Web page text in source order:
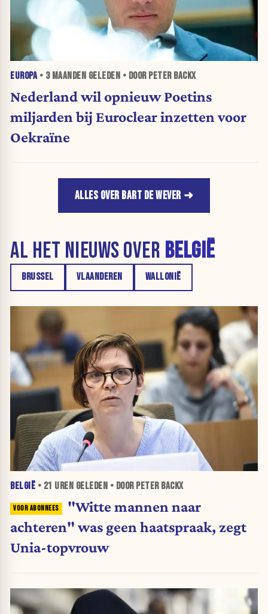
EUROPA• 3 MAANDEN GELEDEN • DOOR PETER BACKX
Nederland wil opnieuw Poetins
miljarden bij Euroclear inzetten voor
Oekraïne
ALLES OVER BART DE WEVER
AL HET NIEUWS OVER BELGIË
BRUSSEL VLAANDEREN WALLONIË
BELGIË • 21 UREN GELEDEN • DOOR PETER BACKX
"Witte mannen naar
achteren" was geen haatspraak, zegt
Unia-topvrouw